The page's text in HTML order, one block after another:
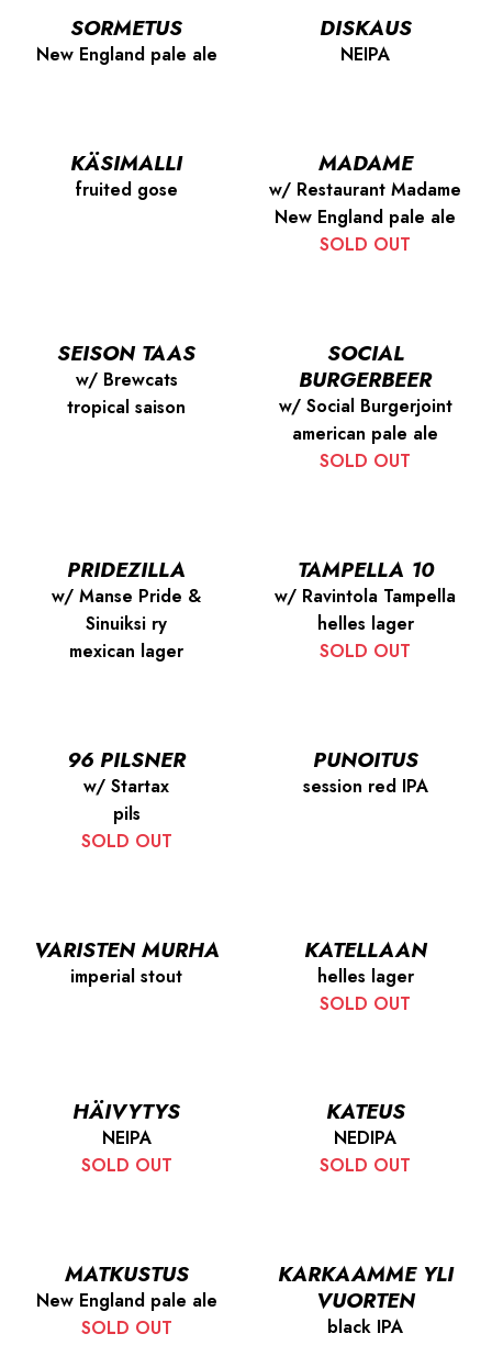
SORMETUS
New England pale ale
DISKAUS
NEIPA
KÄSIMALLI
fruited gose
MADAME
w/ Restaurant Madame
New England pale ale
SOLD OUT
SEISON TAAS
w/ Brewcats
tropical saison
SOCIAL
BURGERBEER
w/ Social Burgerjoint
american pale ale
SOLD OUT
PRIDEZILLA
w/ Manse Pride &
Sinuiksi ry
mexican lager
TAMPELLA 10
w/ Ravintola Tampella
helles lager
SOLD OUT
96 PILSNER
w/ Startax
pils
SOLD OUT
PUNOITUS
session red IPA
VARISTEN MURHA
imperial stout
KATELLAAN
helles lager
SOLD OUT
HÄIVYTYS
NEIPA
SOLD OUT
KATEUS
NEDIPA
SOLD OUT
MATKUSTUS
New England pale ale
SOLD OUT
KARKAAMME YLI
VUORTEN
black IPA